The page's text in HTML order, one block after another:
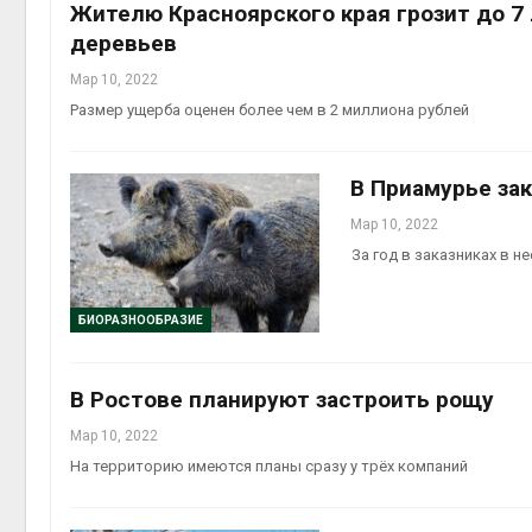
Жителю Красноярского края грозит до
деревьев
Мар 10, 2022
Размер ущерба оценен более чем в 2 миллиона рублей
БИОРАЗНООБРАЗИЕ
В Приамурье
Мар 10, 2022
За год в заказниках в
В Ростове планируют застроить рощу
Мар 10, 2022
На территорию имеются планы сразу у трёх компаний